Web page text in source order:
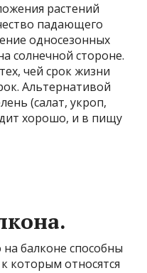
растений
падающего
односезонных
солнечной стороне.
чей срок жизни
Альтернативой
(салат, укроп,
хорошо, и в пищу
балконе способны
которым относятся